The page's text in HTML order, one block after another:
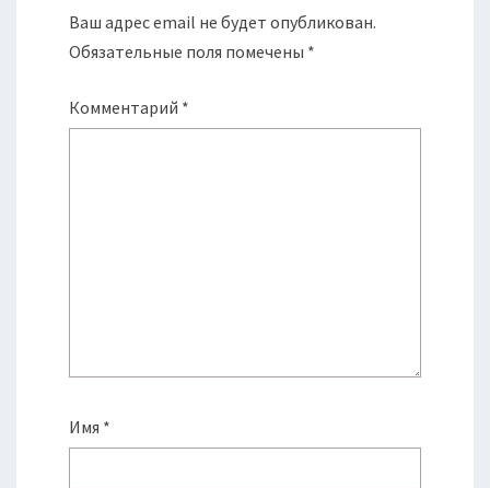
Ваш адрес email не будет опубликован.
Обязательные поля помечены *
Комментарий *
Имя *